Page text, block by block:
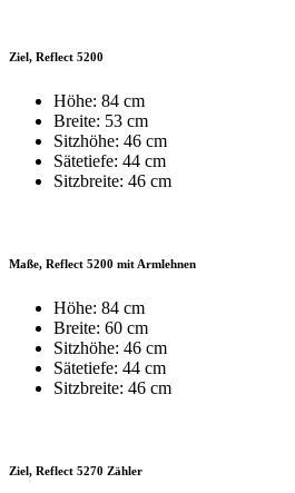
Ziel, Reflect 5200
Höhe: 84 cm
Breite: 53 cm
Sitzhöhe: 46 cm
Sätetiefe: 44 cm
Sitzbreite: 46 cm
Maße, Reflect 5200 mit Armlehnen
Höhe: 84 cm
Breite: 60 cm
Sitzhöhe: 46 cm
Sätetiefe: 44 cm
Sitzbreite: 46 cm
Ziel, Reflect 5270 Zähler